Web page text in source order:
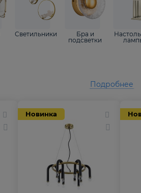
Светильники
Бра и
подсветки
Новинка
Подробнее